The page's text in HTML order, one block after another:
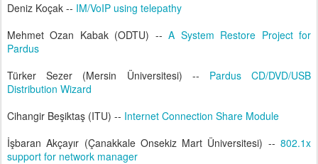
Deniz Koçak -- IM/VoIP using telepathy
Mehmet Ozan Kabak (ODTU) --A System Restore Project for
Pardus
Türker Sezer (Mersin Üniversitesi) -- Pardus CD/DVD/USB
Distribution Wizard
Cihangir Beşiktaş (ITU) -- Internet Connection Share Module
İşbaran Akçayır (Çanakkale Onsekiz Mart Üniversitesi) -- 802.1x
support for network manager